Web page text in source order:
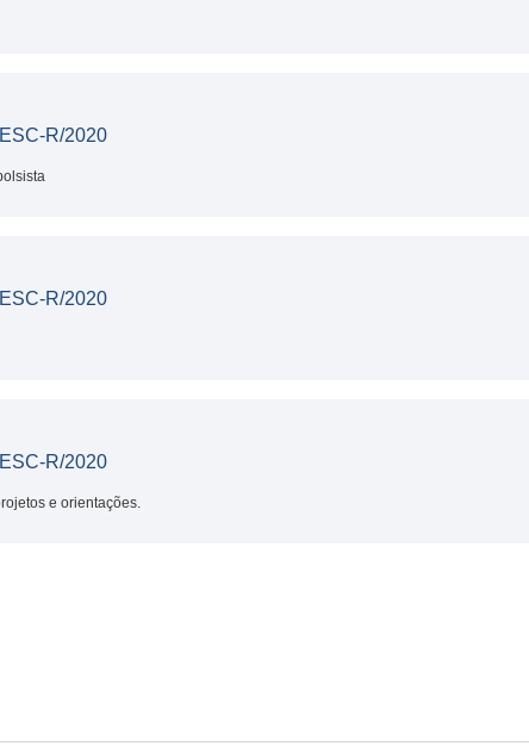
R/2020
R/2020
R/2020
e orientações.